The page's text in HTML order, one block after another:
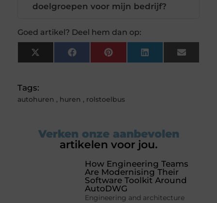
doelgroepen voor mijn bedrijf?
Goed artikel? Deel hem dan op:
X
(Twitter)
FacebookPinterestLinkedInEmail
Tags:
autohuren , huren , rolstoelbus
Verken onze aanbevolen
artikelen voor jou.
How Engineering Teams
Are Modernising Their
Software Toolkit Around
AutoDWG
Engineering and architecture